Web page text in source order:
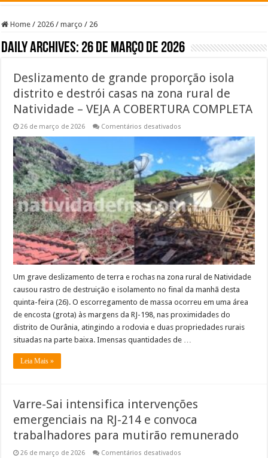
Home / 2026 / março / 26
Daily Archives: 26 de março de 2026
Deslizamento de grande proporção isola
distrito e destrói casas na zona rural de
Natividade – VEJA A COBERTURA COMPLETA
26 de março de 2026 Comentários desativados
proporção
isola
distrito
e
destrói
casas
na
zona
rural
de
Natividade
–
VEJA
A
COBERTURA
COMPLETA
Um grave deslizamento de terra e rochas na zona rural de Natividade
causou rastro de destruição e isolamento no final da manhã desta
quinta-feira (26). O escorregamento de massa ocorreu em uma área
de encosta (grota) às margens da RJ-198, nas proximidades do
distrito de Ourânia, atingindo a rodovia e duas propriedades rurais
situadas na parte baixa. Imensas quantidades de …
Leia Mais »
Varre-Sai intensifica intervenções
emergenciais na RJ-214 e convoca
trabalhadores para mutirão remunerado
26 de março de 2026 Comentários desativados